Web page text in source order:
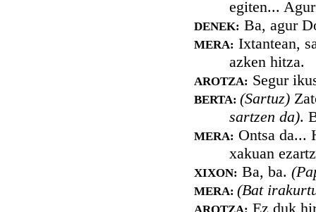
egiten...
DENEK: Ba, agur
MERA: Ixtantean,
azken hitza.
AROTZA: Segur
BERTA: (Sartuz)
sartzen da).
MERA: Ontsa da...
xakuan
XIXON: Ba, ba.
MERA: (Bat
Ez duk